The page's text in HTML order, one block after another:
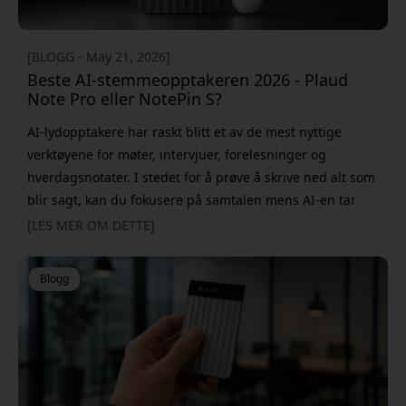
[BLOGG - May 21, 2026]
Beste AI-stemmeopptakeren 2026 - Plaud
Note Pro eller NotePin S?
AI-lydopptakere har raskt blitt et av de mest nyttige
verktøyene for møter, intervjuer, forelesninger og
hverdagsnotater. I stedet for å prøve å skrive ned alt som
blir sagt, kan du fokusere på samtalen mens AI-en tar
seg av transkribering og sammendrag for deg. To av de
Pro og Plaud NotePin S. Begge tilbyr AI-transkribering,
smarte sammendrag og støtte for over 112 språk - men
[LES MER OM DETTE]
Blogg